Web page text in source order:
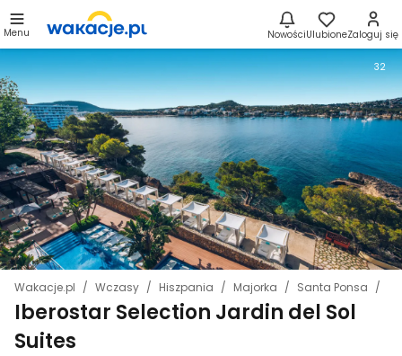
Menu NowościUlubioneZaloguj się
Wakacje.pl Wczasy Hiszpania Majorka Santa Ponsa
Iberostar Selection Jardin del Sol
Suites
32